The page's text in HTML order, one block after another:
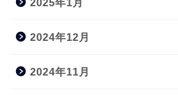
2025年1月
2024年12月
2024年11月